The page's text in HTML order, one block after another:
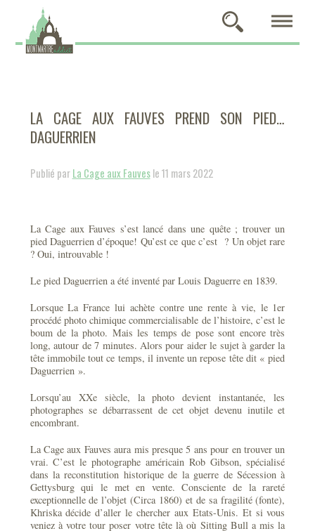
LA CAGE AUX FAUVES PREND SON PIED…
DAGUERRIEN
Publié parLa Cage aux Fauvesle 11 mars 2022
La Cage aux Fauves s’est lancé dans une quête ; trouver un
pied Daguerrien d’époque! Qu’est ce que c’est ? Un objet rare
? Oui, introuvable !
Le pied Daguerrien a été inventé par Louis Daguerre en 1839.
Lorsque La France lui achète contre une rente à vie, le 1er
procédé photo chimique commercialisable de l’histoire, c’est le
boum de la photo. Mais les temps de pose sont encore très
long, autour de 7 minutes. Alors pour aider le sujet à garder la
tête immobile tout ce temps, il invente un repose tête dit « pied
Daguerrien ».
Lorsqu’au XXe siècle, la photo devient instantanée, les
photographes se débarrassent de cet objet devenu inutile et
encombrant.
La Cage aux Fauves aura mis presque 5 ans pour en trouver un
vrai. C’est le photographe américain Rob Gibson, spécialisé
dans la reconstitution historique de la guerre de Sécession à
Gettysburg qui le met en vente. Consciente de la rareté
exceptionnelle de l’objet (Circa 1860) et de sa fragilité (fonte),
Khriska décide d’aller le chercher aux Etats-Unis. Et si vous
veniez à votre tour poser votre tête là où Sitting Bull a mis la